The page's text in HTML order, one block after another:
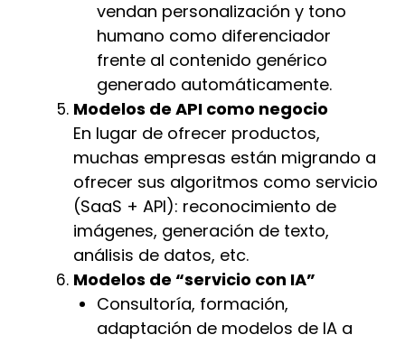
vendan personalización y tono
humano como diferenciador
frente al contenido genérico
generado automáticamente.
Modelos de API como negocio
En lugar de ofrecer productos,
muchas empresas están migrando a
ofrecer sus algoritmos como servicio
(SaaS + API): reconocimiento de
imágenes, generación de texto,
análisis de datos, etc.
Modelos de “servicio con IA”
Consultoría, formación,
adaptación de modelos de IA a